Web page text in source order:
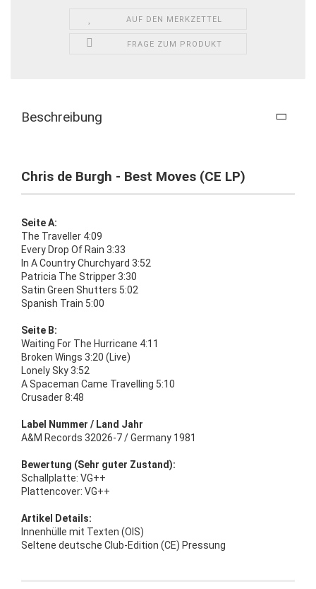
AUF DEN MERKZETTEL
FRAGE ZUM PRODUKT
Beschreibung
Chris de Burgh - Best Moves (CE LP)
Seite A:
The Traveller 4:09
Every Drop Of Rain 3:33
In A Country Churchyard 3:52
Patricia The Stripper 3:30
Satin Green Shutters 5:02
Spanish Train 5:00
Seite B:
Waiting For The Hurricane 4:11
Broken Wings 3:20 (Live)
Lonely Sky 3:52
A Spaceman Came Travelling 5:10
Crusader 8:48
Label Nummer / Land Jahr
A&M Records 32026-7 / Germany 1981
Bewertung (Sehr guter Zustand):
Schallplatte: VG++
Plattencover: VG++
Artikel Details:
Innenhülle mit Texten (OIS)
Seltene deutsche Club-Edition (CE) Pressung